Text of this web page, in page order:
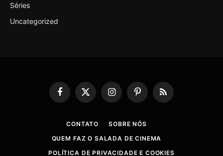
Séries
Uncategorized
Facebook
X
InstagramPinterestRSS
CONTATO
SOBRE NÓS
QUEM FAZ O SALADA DE CINEMA
POLÍTICA DE PRIVACIDADE E COOKIES